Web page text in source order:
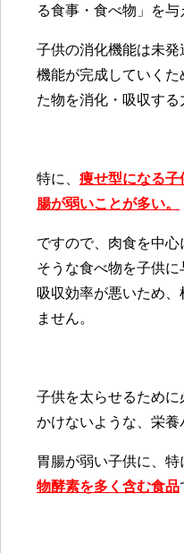
る食事・食べ物」を与
子供の消化機能は未
機能が完成していく
た物を消化・吸収する
特に、 痩せ型になる子
腸が弱いことが多い。
ですので、肉食を中
そうな食べ物を子供に
吸収効率が悪いため
ません。
子供を太らせるため
かけないような、栄養
胃腸が弱い子供に、特
物酵素を多く含む食品